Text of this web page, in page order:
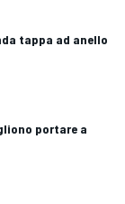
tappa ad anello
portare a